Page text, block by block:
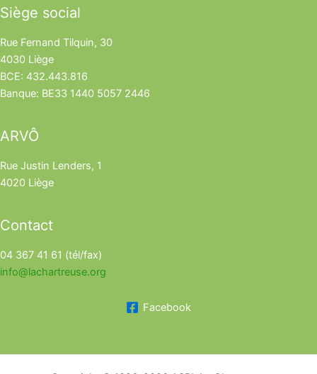
Siège social
Rue Fernand Tilquin, 30
4030 Liège
BCE: 432.443.816
Banque: BE33 1440 5057 2446
ARVÔ
Rue Justin Lenders, 1
4020 Liège
Contact
04 367 41 61 (tél/fax)
info@lachartreuse.org
Facebook